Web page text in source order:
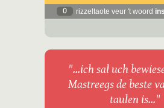
0 rizzeltaote veur 't woord
"...ich sal uch
Mastreegs de beste
taulen is..."